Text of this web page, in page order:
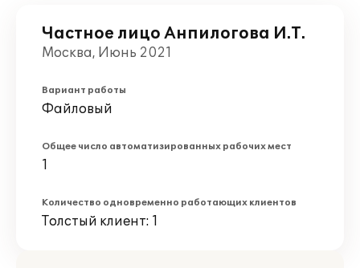
Частное лицо Анпилогова И.Т.
Москва, Июнь 2021
Вариант работы
Файловый
Общее число автоматизированных рабочих мест
1
Количество одновременно работающих клиентов
Толстый клиент: 1